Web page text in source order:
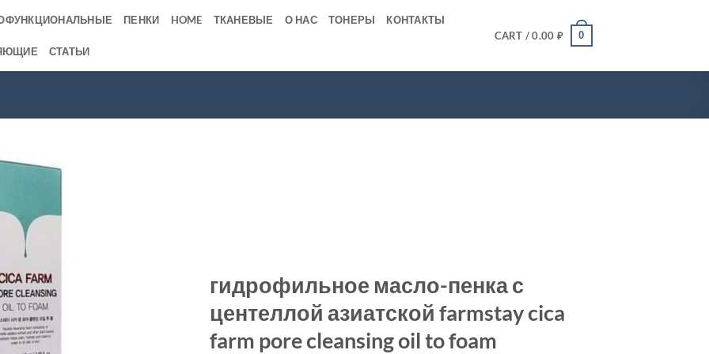
ПЕНКИ HOME ТКАНЕВЫЕ О НАС ТОНЕРЫ КОНТАКТЫ
СТАТЬИ
CART /0.00 ₽ 0
гидрофильное масло-пенка с
центеллой азиатской farmstay cica
farm pore cleansing oil to foam